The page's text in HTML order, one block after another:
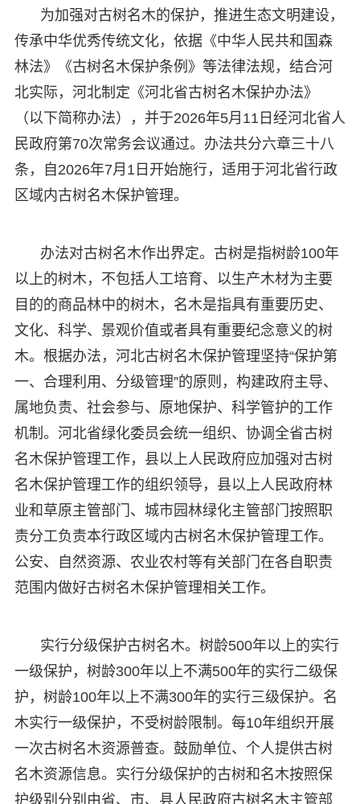
为加强对古树名木的保护，推进生态文明建设，
传承中华优秀传统文化，依据《中华人民共和国森
林法》《古树名木保护条例》等法律法规，结合河
北实际，河北制定《河北省古树名木保护办法》
（以下简称办法），并于2026年5月11日经河北省人
民政府第70次常务会议通过。办法共分六章三十八
条，自2026年7月1日开始施行，适用于河北省行政
区域内古树名木保护管理。
办法对古树名木作出界定。古树是指树龄100年
以上的树木，不包括人工培育、以生产木材为主要
目的的商品林中的树木，名木是指具有重要历史、
文化、科学、景观价值或者具有重要纪念意义的树
木。根据办法，河北古树名木保护管理坚持“保护第
一、合理利用、分级管理”的原则，构建政府主导、
属地负责、社会参与、原地保护、科学管护的工作
机制。河北省绿化委员会统一组织、协调全省古树
名木保护管理工作，县以上人民政府应加强对古树
名木保护管理工作的组织领导，县以上人民政府林
业和草原主管部门、城市园林绿化主管部门按照职
责分工负责本行政区域内古树名木保护管理工作。
公安、自然资源、农业农村等有关部门在各自职责
范围内做好古树名木保护管理相关工作。
实行分级保护古树名木。树龄500年以上的实行
一级保护，树龄300年以上不满500年的实行二级保
护，树龄100年以上不满300年的实行三级保护。名
木实行一级保护，不受树龄限制。每10年组织开展
一次古树名木资源普查。鼓励单位、个人提供古树
名木资源信息。实行分级保护的古树和名木按照保
护级别分别由省、市、县人民政府古树名木主管部